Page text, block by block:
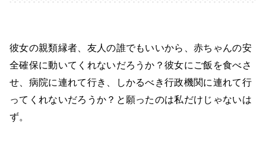
彼女の親類縁者、友人の誰でもいいから、赤ちゃんの安
全確保に動いてくれないだろうか？彼女にご飯を食べさ
せ、病院に連れて行き、しかるべき行政機関に連れて行
ってくれないだろうか？と願ったのは私だけじゃないは
ず。